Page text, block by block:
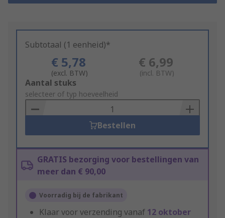
Subtotaal (1 eenheid)*
€ 5,78
(excl. BTW)
€ 6,99
(incl. BTW)
Add
to
Basket
Aantal stuks
selecteer of typ hoeveelheid
Bestellen
GRATIS bezorging voor bestellingen van
meer dan € 90,00
Voorradig bij de fabrikant
Klaar voor verzending vanaf 12 oktober